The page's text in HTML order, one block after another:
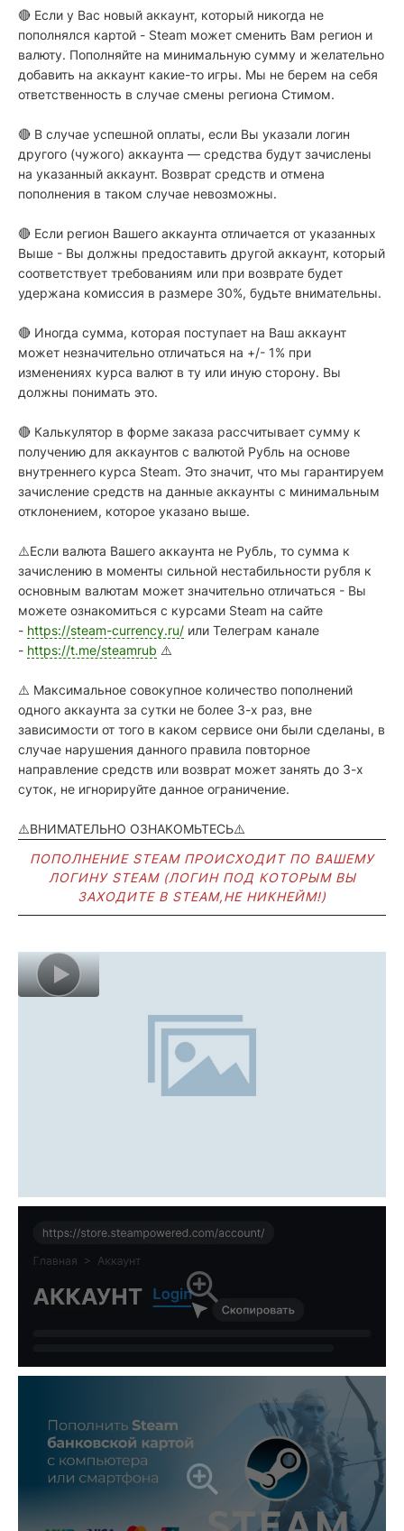
🔴 Если у Вас новый аккаунт, который никогда не
пополнялся картой - Steam может сменить Вам регион и
валюту. Пополняйте на минимальную сумму и желательно
добавить на аккаунт какие-то игры. Мы не берем на себя
ответственность в случае смены региона Стимом.
🔴 В случае успешной оплаты, если Вы указали логин
другого (чужого) аккаунта — средства будут зачислены
на указанный аккаунт. Возврат средств и отмена
пополнения в таком случае невозможны.
🔴 Если регион Вашего аккаунта отличается от указанных
Выше - Вы должны предоставить другой аккаунт, который
соответствует требованиям или при возврате будет
удержана комиссия в размере 30%, будьте внимательны.
🔴 Иногда сумма, которая поступает на Ваш аккаунт
может незначительно отличаться на +/- 1% при
изменениях курса валют в ту или иную сторону. Вы
должны понимать это.
🔴 Калькулятор в форме заказа рассчитывает сумму к
получению для аккаунтов с валютой Рубль на основе
внутреннего курса Steam. Это значит, что мы гарантируем
зачисление средств на данные аккаунты с минимальным
отклонением, которое указано выше.
⚠️Если валюта Вашего аккаунта не Рубль, то сумма к
зачислению в моменты сильной нестабильности рубля к
основным валютам может значительно отличаться - Вы
можете ознакомиться с курсами Steam на сайте
- https://steam-currency.ru/ или Телеграм канале
- https://t.me/steamrub ⚠️
⚠️ Максимальное совокупное количество пополнений
одного аккаунта за сутки не более 3-х раз, вне
зависимости от того в каком сервисе они были сделаны, в
случае нарушения данного правила повторное
направление средств или возврат может занять до 3-х
суток, не игнорируйте данное ограничение.
⚠️ВНИМАТЕЛЬНО ОЗНАКОМЬТЕСЬ⚠️
ПОПОЛНЕНИЕ STEAM ПРОИСХОДИТ ПО ВАШЕМУ
ЛОГИНУ STEAM (ЛОГИН ПОД КОТОРЫМ ВЫ
ЗАХОДИТЕ В STEAM,НЕ НИКНЕЙМ!)